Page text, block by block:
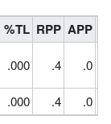
%TL RPP APP
.000 .4 .0
.000 .4 .0